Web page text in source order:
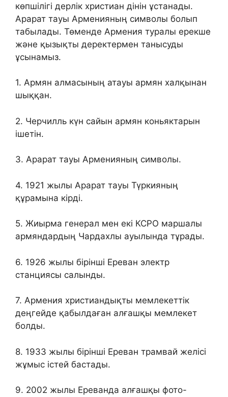
көпшілігі дерлік христиан дінін ұстанады.
Арарат тауы Арменияның символы болып
табылады. Төменде Армения туралы ерекше
және қызықты деректермен танысуды
ұсынамыз.
1. Армян алмасының атауы армян халқынан
шыққан.
2. Черчилль күн сайын армян коньяктарын
ішетін.
3. Арарат тауы Арменияның символы.
4. 1921 жылы Арарат тауы Түркияның
құрамына кірді.
5. Жиырма генерал мен екі КСРО маршалы
армяндардың Чардахлы ауылында тұрады.
6. 1926 жылы бірінші Ереван электр
станциясы салынды.
7. Армения христиандықты мемлекеттік
деңгейде қабылдаған алғашқы мемлекет
болды.
8. 1933 жылы бірінші Ереван трамвай желісі
жұмыс істей бастады.
9. 2002 жылы Ереванда алғашқы фото-